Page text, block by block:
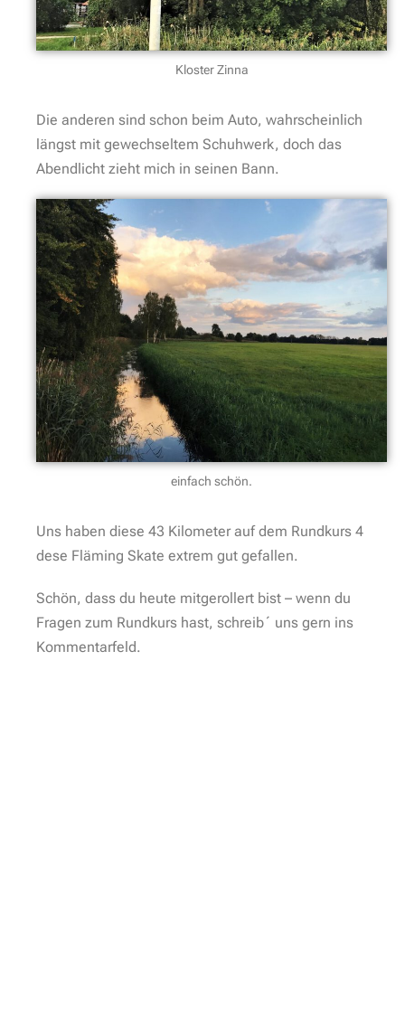
Kloster Zinna
Die anderen sind schon beim Auto, wahrscheinlich
längst mit gewechseltem Schuhwerk, doch das
Abendlicht zieht mich in seinen Bann.
einfach schön.
Uns haben diese 43 Kilometer auf dem Rundkurs 4
dese Fläming Skate extrem gut gefallen.
Schön, dass du heute mitgerollert bist – wenn du
Fragen zum Rundkurs hast, schreib´ uns gern ins
Kommentarfeld.